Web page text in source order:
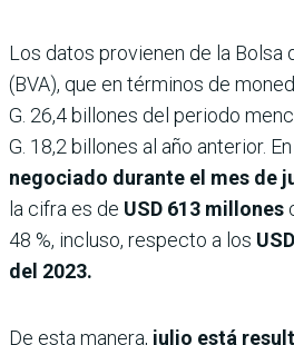
Los datos provienen de la Bolsa
(BVA), que en términos de
G. 26,4 billones del periodo
G. 18,2 billones al año anterior.
negociado durante el mes de
la cifra es de USD 613 millones
48 %, incluso, respecto a los
del 2023.
De esta manera, julio está